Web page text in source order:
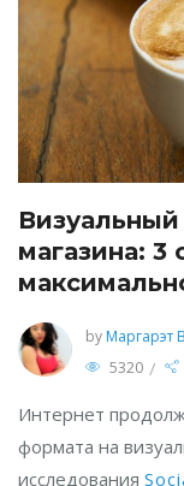
магазина: 3
by Маргарэт
5320 /
Интернет
формата на
исследования